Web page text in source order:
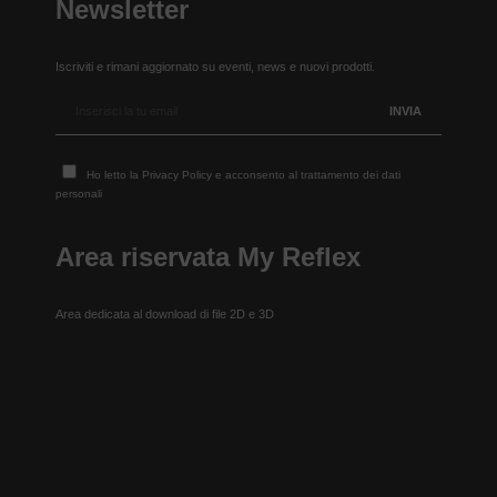
Newsletter
Iscriviti e rimani aggiornato su eventi, news e nuovi prodotti.
Ho letto la Privacy Policy e acconsento al trattamento dei dati
personali
Area riservata My Reflex
Area dedicata al download di file 2D e 3D